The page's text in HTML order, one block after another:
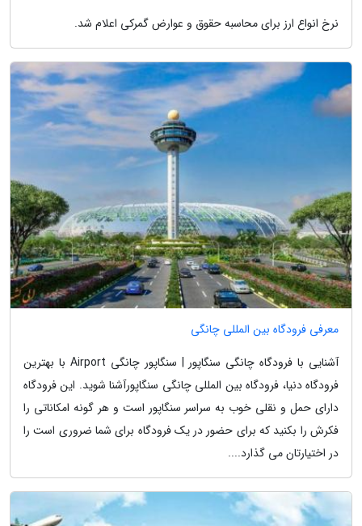
نرخ انواع ارز برای محاسبه حقوق و عوارض گمرکی اعلام شد.
معرفی فرودگاه بین المللی چانگی
آشنایی با فرودگاه چانگی سنگاپور | سنگاپور چانگی Airport با بهترین
فرودگاه دنیا، فرودگاه بین المللی چانگی سنگاپورآشنا شوید. این فرودگاه
دارای حمل و نقلی خوب به سراسر سنگاپور است و هر گونه امکاناتی را
فکرش را بکنید که برای حضور در یک فرودگاه برای شما ضروری است را
در اختیارتان می گذارد....